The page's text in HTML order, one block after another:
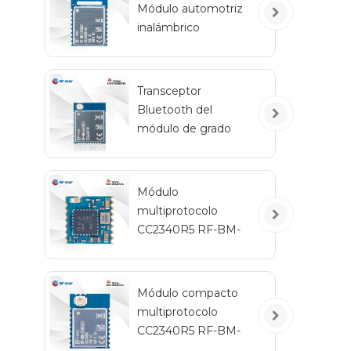
Módulo automotriz
inalámbrico
2340QB1
Transceptor
Bluetooth del
módulo de grado
vehículos
Módulo
multiprotocolo
CC2340R5 RF-BM-
Módulo compacto
multiprotocolo
CC2340R5 RF-BM-